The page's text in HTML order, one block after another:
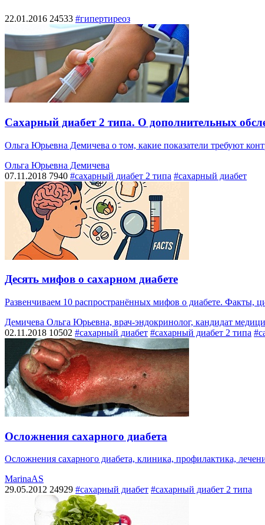
22.01.2016 24533 #гипертиреоз
Сахарный диабет 2 типа. О дополнительных
Ольга Юрьевна Демичева о том, какие показатели требуют
Ольга Юрьевна Демичева
07.11.2018 7940 #сахарный диабет 2 типа #сахарный диабет
Десять мифов о сахарном диабете
Развенчиваем 10 распространённых мифов о диабете. Факты,
Демичева Ольга Юрьевна, врач-эндокринолог, кандидат
02.11.2018 10502 #сахарный диабет #сахарный диабет 2 типа
Осложнения сахарного диабета
Осложнения сахарного диабета, клиника, профилактика,
MarinaAS
29.05.2012 24929 #сахарный диабет #сахарный диабет 2 типа